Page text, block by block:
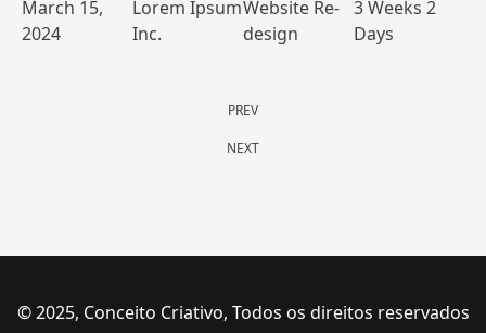
March 15,
2024
Lorem Ipsum
Inc.
Website Re-
design
3 Weeks 2
Days
PREV
NEXT
© 2025, Conceito Criativo, Todos os direitos reservados